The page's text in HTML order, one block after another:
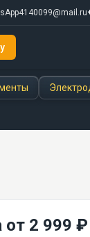
4140099@mail.ru
от 2 999 ₽